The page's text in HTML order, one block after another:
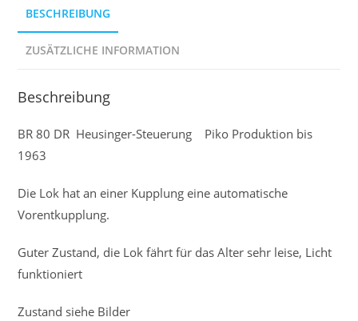
BESCHREIBUNG
ZUSÄTZLICHE INFORMATION
Beschreibung
BR 80 DR Heusinger-Steuerung Piko Produktion bis
1963
Die Lok hat an einer Kupplung eine automatische
Vorentkupplung.
Guter Zustand, die Lok fährt für das Alter sehr leise, Licht
funktioniert
Zustand siehe Bilder